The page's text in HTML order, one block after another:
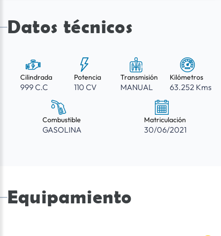
Datos técnicos
Cilindrada
999 C.C
Potencia
110 CV
Transmisión
MANUAL
Kilómetros
63.252 Kms
Combustible
GASOLINA
Matriculación
30/06/2021
Equipamiento